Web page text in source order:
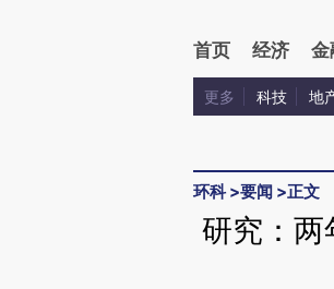
首页 经济 金
更多 科技 地
环科>要闻 >正文
研究：两